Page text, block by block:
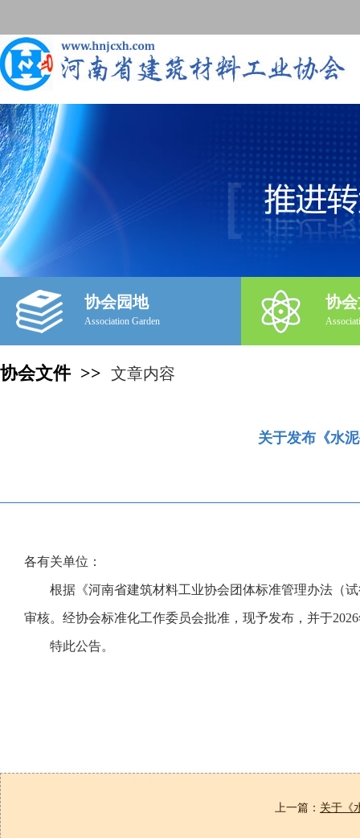
协会园地
Association Garden
协
协会文件 >> 文章内容
关于发布《水
各有关单位：
根据《河南省建筑材料工业协会团体标准管理办法（
审核。经协会标准化工作委员会批准，现予发布，并于
特此公告。
上一篇： 关于《